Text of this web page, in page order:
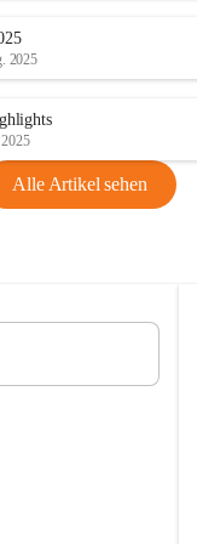
2025
Alle Artikel sehen